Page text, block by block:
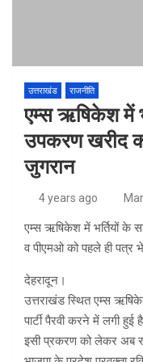
उत्तराखंड राजनीति
एम्स ऋषिकेश में
उपकरण खरीद
जुगरान
4 years ago
एम्स ऋषिकेश में भर्तियों के
व पीएमओ को पहले ही पत्र
देहरादून।
उत्तराखंड स्थित एम्स
पार्टी पैरवी करने में लगी हुई
इसी प्रकरण को लेकर अब